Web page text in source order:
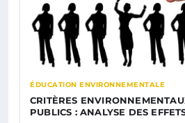
ÉDUCATION ENVIRONNEMENTALE
CRITÈRES
PUBLICS : ANALYSE DES